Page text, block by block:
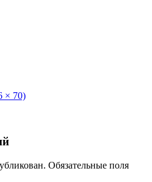
× 70)
Обязательные поля